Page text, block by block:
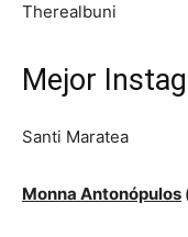
Therealbuni
Mejor
Santi Maratea
Monna Antonópulos